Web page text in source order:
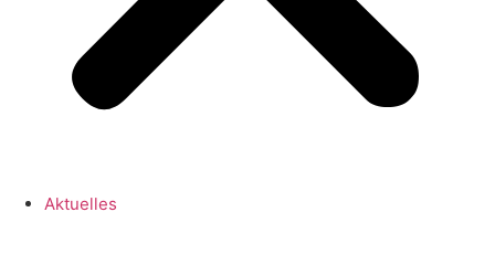
Aktuelles